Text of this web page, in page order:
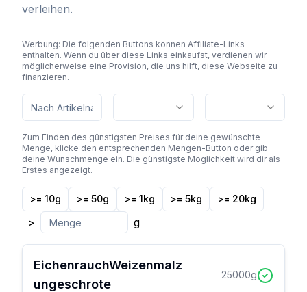
verleihen.
Werbung: Die folgenden Buttons können Affiliate-Links
enthalten. Wenn du über diese Links einkaufst, verdienen wir
möglicherweise eine Provision, die uns hilft, diese Webseite zu
finanzieren.
Zum Finden des günstigsten Preises für deine gewünschte
Menge, klicke den entsprechenden Mengen-Button oder gib
deine Wunschmenge ein. Die günstigste Möglichkeit wird dir als
Erstes angezeigt.
>= 10g >= 50g >= 1kg >= 5kg >= 20kg
> g
EichenrauchWeizenmalz
ungeschrote
25000g